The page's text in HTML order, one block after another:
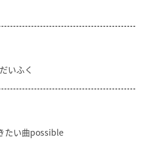
いふく
たい曲possible